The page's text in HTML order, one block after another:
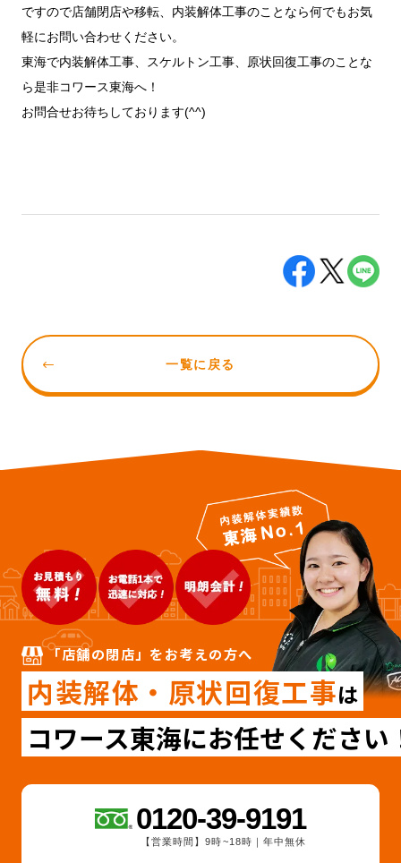
ですので店舗閉店や移転、内装解体工事のことなら何でもお気
軽にお問い合わせください。
東海で内装解体工事、スケルトン工事、原状回復工事のことな
ら是非コワース東海へ！
お問合せお待ちしております(^^)
一覧に戻る
「店舗の閉店」をお考えの方へ
内装解体・原状回復工事は
コワース東海にお任せください
0120-39-9191
【営業時間】9時~18時｜年中無休